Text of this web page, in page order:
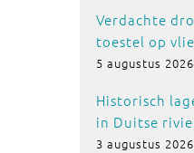
Verdachte
toestel op
5 augustus 2026
Historisch
in Duitse
3 augustus 2026